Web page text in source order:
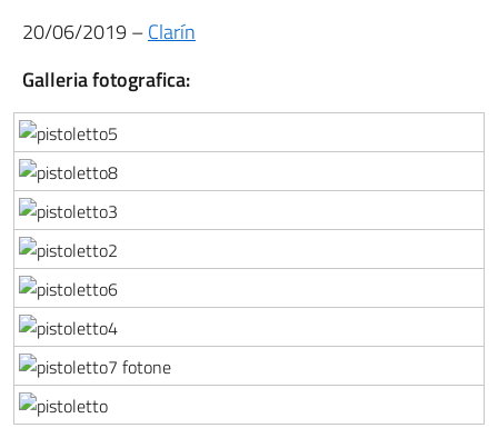
20/06/2019 –Clarín
Galleria fotografica: